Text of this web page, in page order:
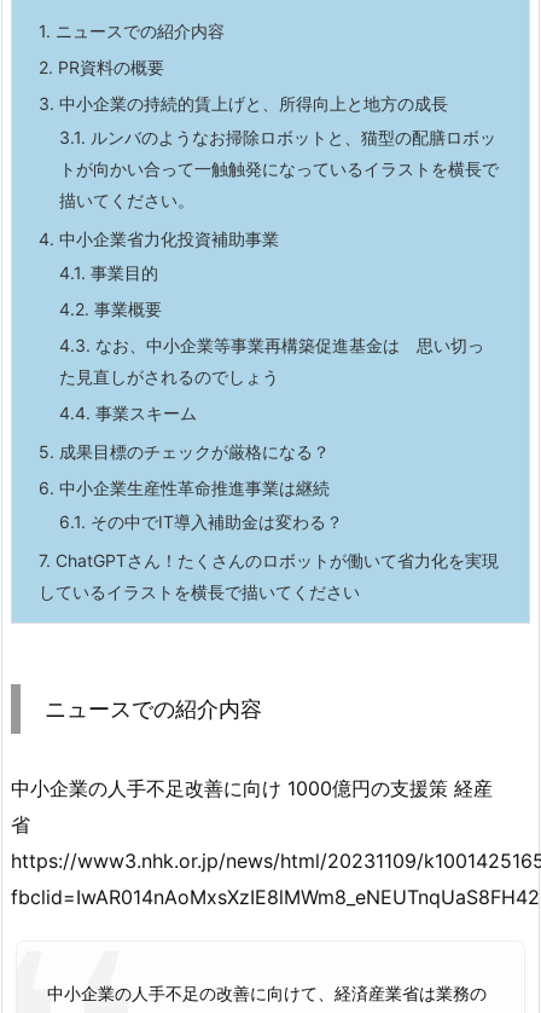
1. ニュースでの紹介内容
2. PR資料の概要
3. 中小企業の持続的賃上げと、所得向上と地方の成長
3.1. ルンバのようなお掃除ロボットと、猫型の配膳ロボッ
トが向かい合って一触触発になっているイラストを横長で
描いてください。
4. 中小企業省力化投資補助事業
4.1. 事業目的
4.2. 事業概要
4.3. なお、中小企業等事業再構築促進基金は 思い切っ
た見直しがされるのでしょう
4.4. 事業スキーム
5. 成果目標のチェックが厳格になる？
6. 中小企業生産性革命推進事業は継続
6.1. その中でIT導入補助金は変わる？
7. ChatGPTさん！たくさんのロボットが働いて省力化を実現
しているイラストを横長で描いてください
ニュースでの紹介内容
中小企業の人手不足改善に向け 1000億円の支援策 経産
省
https://www3.nhk.or.jp/news/html/20231109/
中小企業の人手不足の改善に向けて、経済産業省は業務の